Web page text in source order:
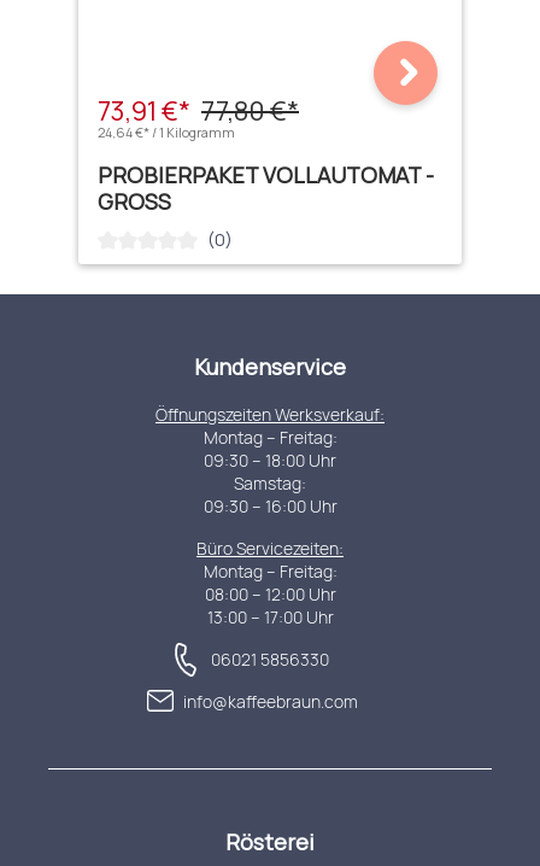
73,91 €* 77,80 €*
24,64 €* / 1 Kilogramm
PROBIERPAKET VOLLAUTOMAT -
GROSS
Durchschnittliche Bewertung von 0 von 5 Sternen
(0)
Kundenservice
Öffnungszeiten Werksverkauf:
Montag – Freitag:
09:30 – 18:00 Uhr
Samstag:
09:30 – 16:00 Uhr
Büro Servicezeiten:
Montag – Freitag:
08:00 – 12:00 Uhr
13:00 – 17:00 Uhr
06021 5856330
info@kaffeebraun.com
Rösterei